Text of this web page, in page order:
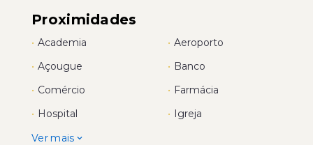
Proximidades
• Academia • Aeroporto
• Açougue • Banco
• Comércio • Farmácia
• Hospital • Igreja
Ver mais